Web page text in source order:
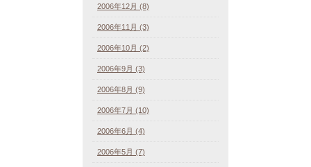
2006年12月 (8)
2006年11月 (3)
2006年10月 (2)
2006年9月 (3)
2006年8月 (9)
2006年7月 (10)
2006年6月 (4)
2006年5月 (7)